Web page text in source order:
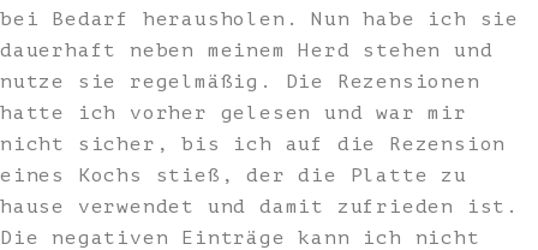
bei Bedarf herausholen. Nun habe ich sie
dauerhaft neben meinem Herd stehen und
nutze sie regelmäßig. Die Rezensionen
hatte ich vorher gelesen und war mir
nicht sicher, bis ich auf die Rezension
eines Kochs stieß, der die Platte zu
hause verwendet und damit zufrieden ist.
Die negativen Einträge kann ich nicht